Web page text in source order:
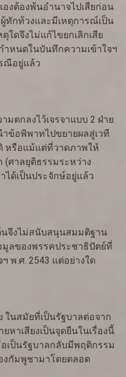
งต้องพ้นอำนาจไปเสียก่อน
ทักท้วงและมีเหตุการณ์เป็น
ใดจึงไม่แก้ไขยกเลิกเสีย
ำหนดในบันทึกความเข้าใจฯ
ณีอยู่แล้ว
กลงไว้เจรจาแบบ 2 ฝ่าย
ข้อพิพาทไปขยายผลสู่เวที
หรือแม้แต่ที่วาดภาพให้
(ศาลยุติธรรมระหว่าง
ได้เป็นประจักษ์อยู่แล้ว
จึงไม่สนับสนุนสมมติฐาน
ลของพรรคประชาธิปัตย์ที่
พ.ศ. 2543 แต่อย่างใด
นสมัยที่เป็นรัฐบาลต่อจาก
าเสียงเป็นจุดยืนในเรื่องนี้
เป็นรัฐบาลกลับมีพฤติกรรม
งกัมพูชามาโดยตลอด